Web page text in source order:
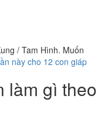
/ Tam Hình. Muốn
này cho 12 con giáp
làm gì theo